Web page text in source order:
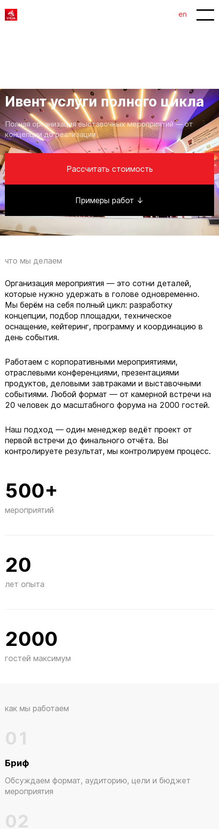
en
Ивент услуги полного цикла
Полная организация выставочных мероприятий — от
концепции до реализации
Рассчитать стоимость
Примеры работ ↓
что мы делаем
Организация мероприятия — это сотни деталей,
которые нужно удержать в голове одновременно.
Мы берём на себя полный цикл: разработку
концепции, подбор площадки, техническое
оснащение, кейтеринг, программу и координацию в
день события.
Работаем с корпоративными мероприятиями,
отраслевыми конференциями, презентациями
продуктов, деловыми завтраками и выставочными
событиями. Любой формат — от камерной встречи на
20 человек до масштабного форума на 2000 гостей.
Наш подход — один менеджер ведёт проект от
первой встречи до финального отчёта. Вы
контролируете результат, мы контролируем процесс.
500+
мероприятий
20
лет опыта
2000
гостей максимум
как мы работаем
01
Бриф
Обсуждаем формат, аудиторию, цели и бюджет
мероприятия
02